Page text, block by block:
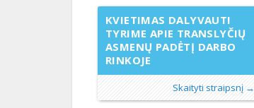
KVIETIMAS DALYVAUTI
TYRIME APIE TRANSLYČIŲ
ASMENŲ PADĖTĮ DARBO
RINKOJE
Skaityti straipsnį →